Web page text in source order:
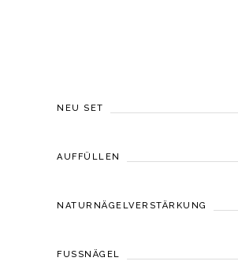
NEU SET
AUFFÜLLEN
NATURNÄGELVERSTÄRKUNG
FUSSNÄGEL